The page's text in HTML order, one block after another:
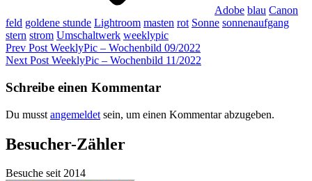
Adobe blau Canon
feld goldene stunde Lightroom masten rot Sonne sonnenaufgang
stern strom Umschaltwerk weeklypic
Beitragsnavigation
Previous
Post
Prev Post WeeklyPic – Wochenbild 09/2022
Next
Next Post WeeklyPic – Wochenbild 11/2022
Schreibe einen Kommentar
Du musst angemeldet sein, um einen Kommentar abzugeben.
Besucher-Zähler
Besuche seit 2014